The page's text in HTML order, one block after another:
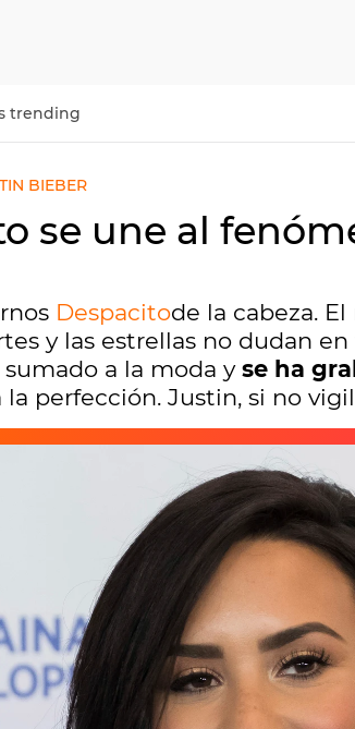
trending
BIEBER
se une al
Despacitode la cabeza.
y las estrellas no dudan
sumado a la moda y se ha
la perfección. Justin, si no